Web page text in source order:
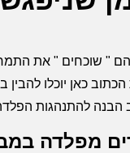
" שוכחים " את
כאן יוכלו להבין
להתנהגות
מפלדה